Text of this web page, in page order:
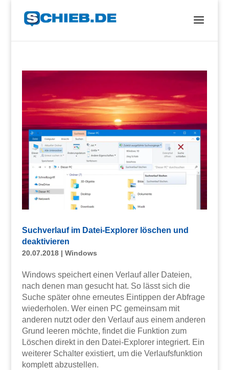
Suchverlauf im Datei-Explorer löschen und
deaktivieren
20.07.2018| Windows
Windows speichert einen Verlauf aller Dateien,
nach denen man gesucht hat. So lässt sich die
Suche später ohne erneutes Eintippen der Abfrage
wiederholen. Wer einen PC gemeinsam mit
anderen nutzt oder den Verlauf aus einem anderen
Grund leeren möchte, findet die Funktion zum
Löschen direkt in den Datei-Explorer integriert. Ein
weiterer Schalter existiert, um die Verlaufsfunktion
komplett abzustellen.